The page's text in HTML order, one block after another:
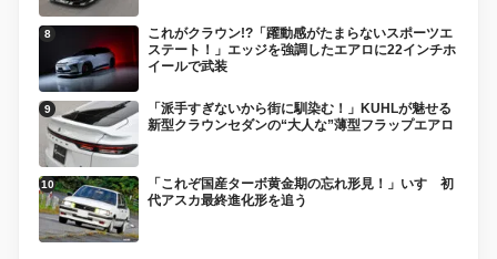
これがクラウン!?「躍動感がたまらないスポーツエ
ステート！」エッジを強調したエアロに22インチホ
イールで武装
「派手すぎないから街に馴染む！」KUHLが魅せる
新型クラウンセダンの“大人な”薄型フラップエアロ
「これぞ国産ターボ黄金期の忘れ形見！」いすゞ初
代アスカ最終進化形を追う